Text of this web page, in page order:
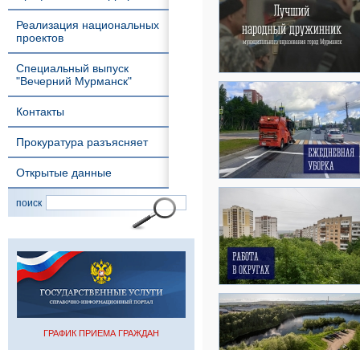
Реализация национальных
проектов
Специальный выпуск
"Вечерний Мурманск"
Контакты
Прокуратура разъясняет
Открытые данные
поиск
ГРАФИК ПРИЕМА ГРАЖДАН